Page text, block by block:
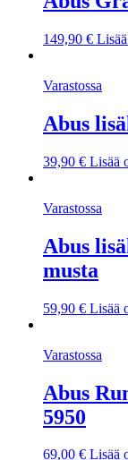
149,90 €
Varastossa
Abus
39,90 € Lisää
Varastossa
Abus
musta
59,90 € Lisää
Varastossa
Abus
5950
69,00 € Lisää